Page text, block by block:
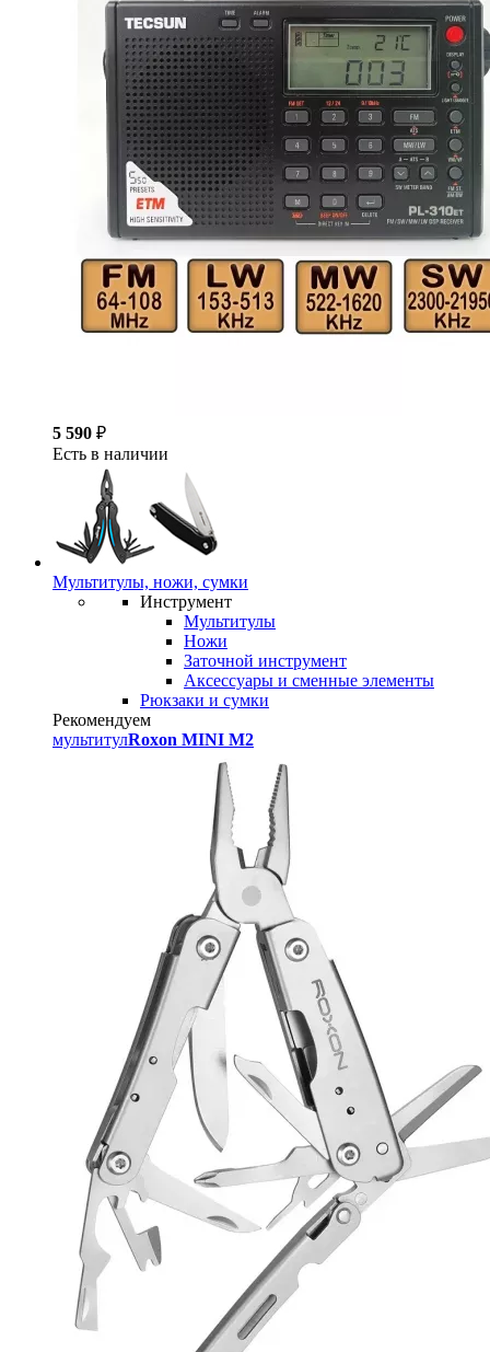
5 590 ₽
Есть в наличии
Мультитулы, ножи, сумки
Инструмент
Мультитулы
Ножи
Заточной инструмент
Аксессуары и сменные элементы
Рюкзаки и сумки
Рекомендуем
мультитулRoxon MINI M2